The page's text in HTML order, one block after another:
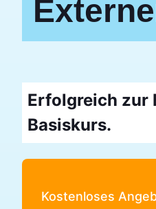
Erfolgreich zur
Basiskurs.
Kostenloses